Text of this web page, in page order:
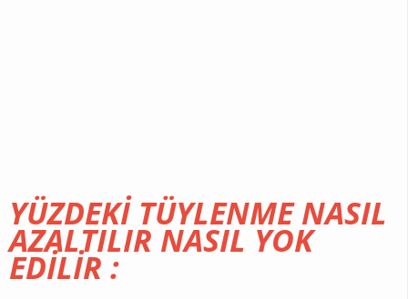
MAKYAJ
YÜZDEKİ TÜYLENME NASIL
AZALTILIR NASIL YOK
EDİLİR :